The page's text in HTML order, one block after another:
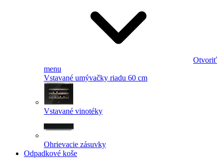
Otvoriť
menu
Vstavané umývačky riadu 60 cm
Vstavané vinotéky
Ohrievacie zásuvky
Odpadkové koše